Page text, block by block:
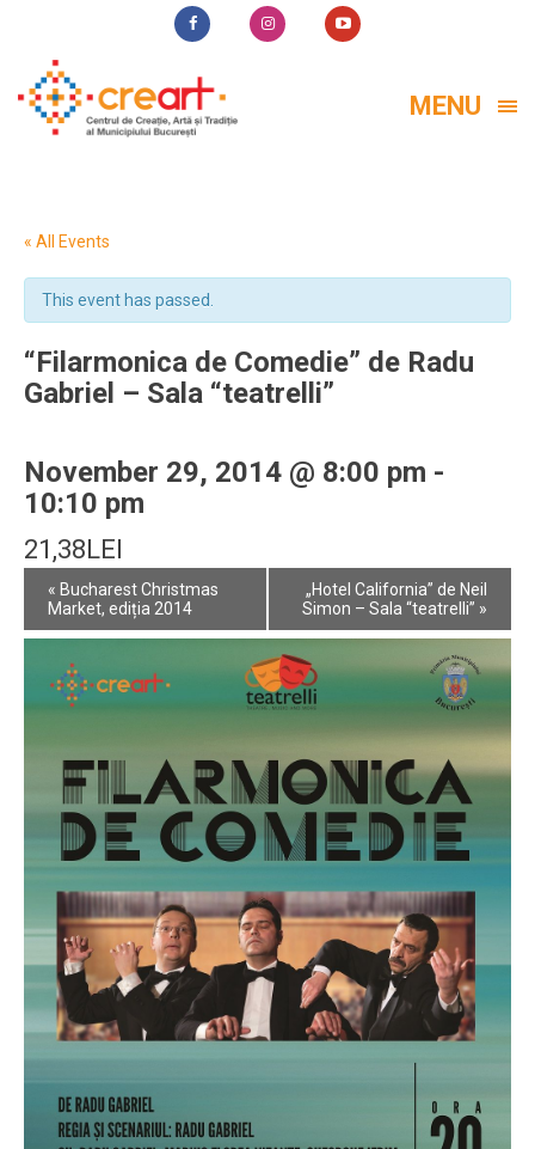
MENU
« All Events
This event has passed.
“Filarmonica de Comedie” de Radu
Gabriel – Sala “teatrelli”
November 29, 2014 @ 8:00 pm -
10:10 pm
21,38LEI
Event
Navigation
« Bucharest Christmas
Market, ediția 2014
„Hotel California” de Neil
Simon – Sala “teatrelli” »